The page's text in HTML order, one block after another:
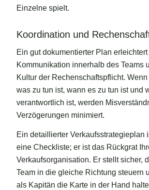
Einzelne spielt.
Koordination und
Ein gut dokumentierter Plan
Kommunikation innerhalb des Teams
Kultur der Rechenschaftspflicht.
was zu tun ist, wann es zu tun ist und
verantwortlich ist, werden
Verzögerungen minimiert.
Ein detaillierter Verkaufsstrategieplan
eine Checkliste; er ist das Rückgrat
Verkaufsorganisation. Er stellt sicher,
Team in die gleiche Richtung steuern
als Kapitän die Karte in der Hand